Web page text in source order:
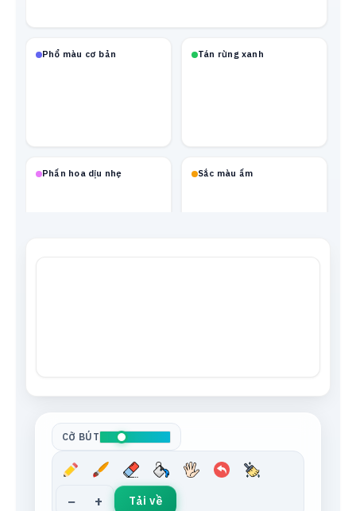
Phổ màu cơ bản Tán rừng xanh
Phấn hoa dịu nhẹ Sắc màu ấm
CỠ BÚT
− + Tải về